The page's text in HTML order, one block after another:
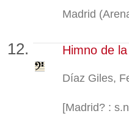
Madrid
Himno de
Díaz Giles,
[Madrid? :